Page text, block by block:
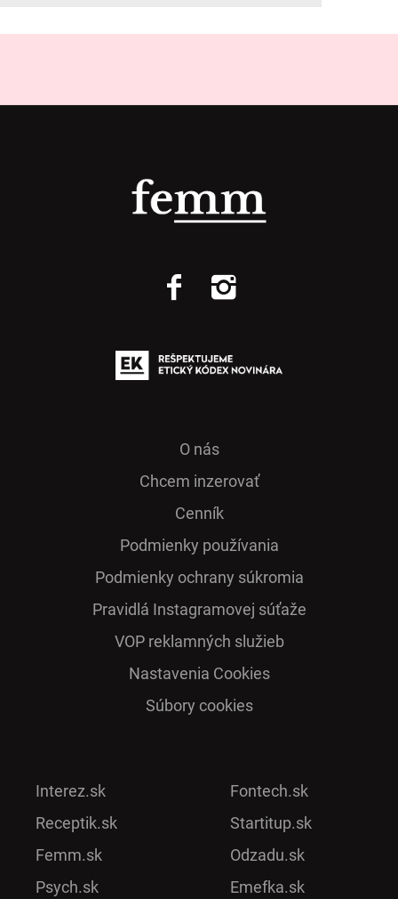
O nás
Chcem inzerovať
Cenník
Podmienky používania
Podmienky ochrany súkromia
Pra­vidlá Ins­ta­gra­mo­vej sú­ťaže
VOP reklamných služieb
Nastavenia Cookies
Súbory cookies
Interez.sk
Receptik.sk
Femm.sk
Psych.sk
Fontech.sk
Startitup.sk
Odzadu.sk
Emefka.sk